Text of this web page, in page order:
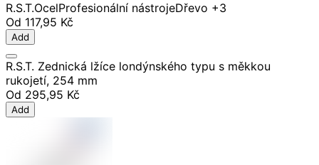
R.S.T.OcelProfesionální nástrojeDřevo +3
Od 117,95 Kč
Add
R.S.T. Zednická lžíce londýnského typu s měkkou
rukojetí, 254 mm
Od 295,95 Kč
Add